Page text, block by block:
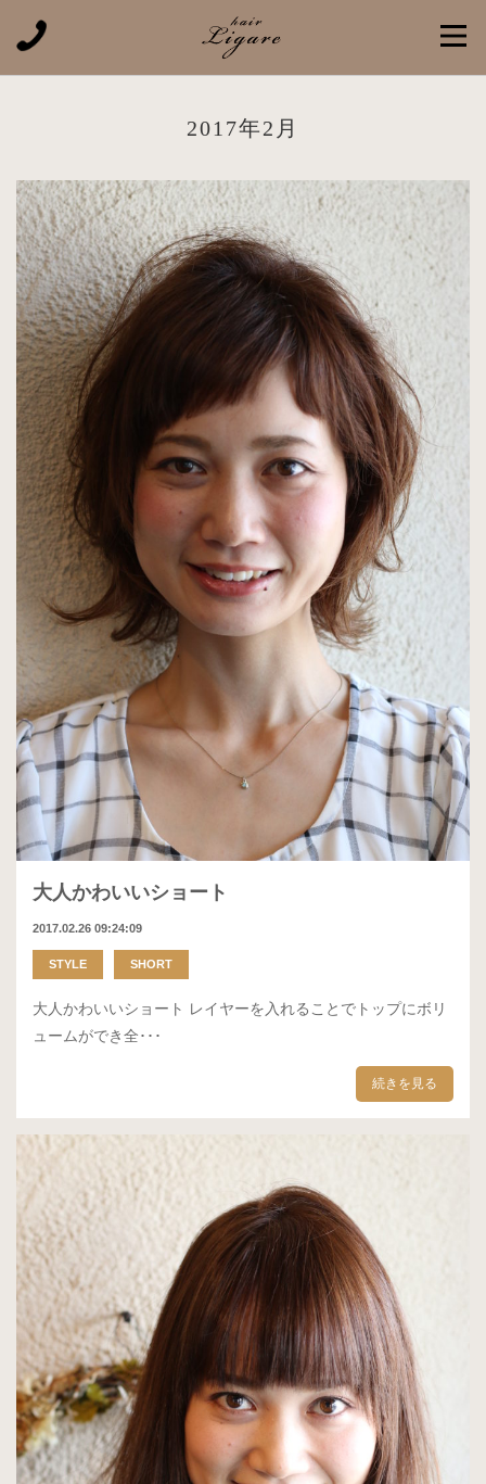
2017年2月
大人かわいいショート
2017.02.26 09:24:09
STYLE SHORT
大人かわいいショート レイヤーを入れることでトップにボリ
ュームができ全･･･
続きを見る